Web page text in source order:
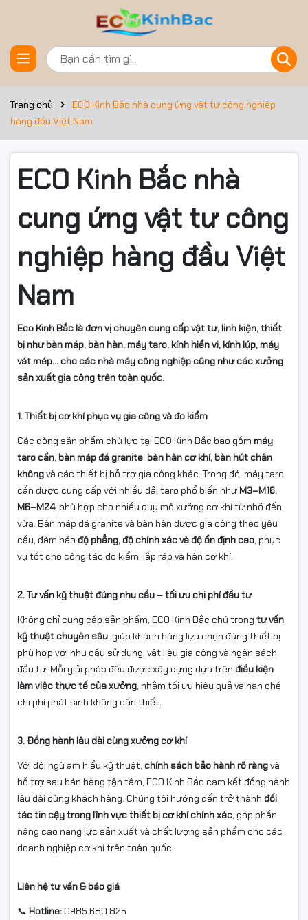
Trang chủ
ECO Kinh Bắc nhà cung ứng vật tư công nghiệp
hàng đầu Việt Nam
ECO Kinh Bắc nhà
cung ứng vật tư công
nghiệp hàng đầu Việt
Nam
Eco Kinh Bắc là đơn vị chuyên cung cấp vật tư, linh kiện, thiết
bị như bàn máp, bàn hàn, máy taro, kính hiển vi, kính lúp, máy
vát mép... cho các nhà máy công nghiệp cũng như các xưởng
sản xuất gia công trên toàn quốc.
1. Thiết bị cơ khí phục vụ gia công và đo kiểm
Các dòng sản phẩm chủ lực tại ECO Kinh Bắc bao gồm máy
taro cần bàn máp đá granite bàn hàn cơ khí, bàn hút chân
khôngvà các thiết bị hỗ trợ gia công khác. Trong đó, máy taro
cần được cung cấp với nhiều dải taro phổ biến nhưM3–M16,
M6–M24, phù hợp cho nhiều quy mô xưởng cơ khí từ nhỏ đến
vừa. Bàn máp đá granite và bàn hàn được gia công theo yêu
cầu, đảm bảo độ phẳng, độ chính xác và độ ổn định cao , phục
vụ tốt cho công tác đo kiểm, lắp ráp và hàn cơ khí.
2. Tư vấn kỹ thuật đúng nhu cầu – tối ưu chi phí đầu tư
Không chỉ cung cấp sản phẩm, ECO Kinh Bắc chú trọng tư vấn
kỹ thuật chuyên sâu , giúp khách hàng lựa chọn đúng thiết bị
phù hợp với nhu cầu sử dụng, vật liệu gia công và ngân sách
đầu tư. Mỗi giải pháp đều được xây dựng dựa trên điều kiện
làm việc thực tế của xưởng , nhằm tối ưu hiệu quả và hạn chế
chi phí phát sinh không cần thiết.
3. Đồng hành lâu dài cùng xưởng cơ khí
Với đội ngũ am hiểu kỹ thuật, chính sách bảo hành rõ ràngvà
hỗ trợ sau bán hàng tận tâm, ECO Kinh Bắc cam kết đồng hành
lâu dài cùng khách hàng. Chúng tôi hướng đến trở thành đối
tác tin cậy trong lĩnh vực thiết bị cơ khí chính xác , góp phần
nâng cao năng lực sản xuất và chất lượng sản phẩm cho các
doanh nghiệp cơ khí trên toàn quốc.
Liên hệ tư vấn & báo giá
📞 Hotline:0985.680.825